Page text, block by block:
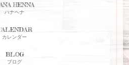
HENNA
ハナヘナ
カレンダー
BLOG
ブログ